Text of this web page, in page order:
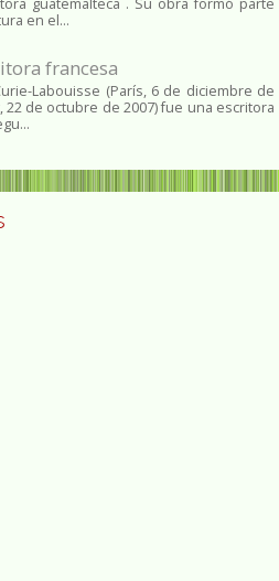
guatemalteca . Su obra formó parte
en el...
francesa
Labouisse (París, 6 de diciembre de
22 de octubre de 2007) fue una escritora